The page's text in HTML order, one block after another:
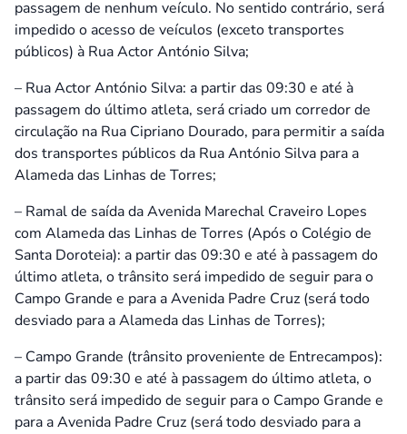
passagem de nenhum veículo. No sentido contrário, será
impedido o acesso de veículos (exceto transportes
públicos) à Rua Actor António Silva;
– Rua Actor António Silva: a partir das 09:30 e até à
passagem do último atleta, será criado um corredor de
circulação na Rua Cipriano Dourado, para permitir a saída
dos transportes públicos da Rua António Silva para a
Alameda das Linhas de Torres;
– Ramal de saída da Avenida Marechal Craveiro Lopes
com Alameda das Linhas de Torres (Após o Colégio de
Santa Doroteia): a partir das 09:30 e até à passagem do
último atleta, o trânsito será impedido de seguir para o
Campo Grande e para a Avenida Padre Cruz (será todo
desviado para a Alameda das Linhas de Torres);
– Campo Grande (trânsito proveniente de Entrecampos):
a partir das 09:30 e até à passagem do último atleta, o
trânsito será impedido de seguir para o Campo Grande e
para a Avenida Padre Cruz (será todo desviado para a